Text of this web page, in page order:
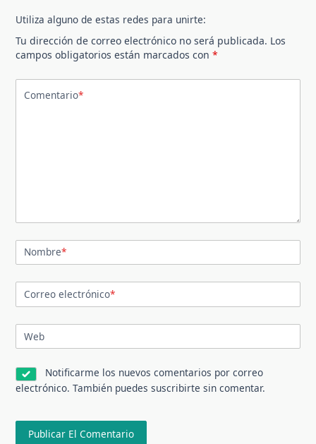
Utiliza alguno de estas redes para unirte:
Tu dirección de correo electrónico no será publicada. Los
campos obligatorios están marcados con*
Comentario*
Nombre*
Correo electrónico*
Web
Notificarme los nuevos comentarios por correo
electrónico. También puedessuscribirte sin comentar.